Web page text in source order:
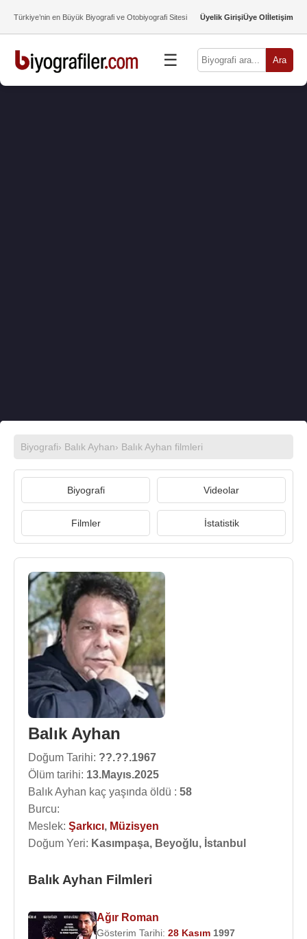
Türkiye’nin en Büyük Biyografi ve Otobiyografi Sitesi Üyelik GirişiÜye Olİletişim
☰ Ara
Biyografi› Balık Ayhan› Balık Ayhan filmleri
Biyografi Videolar
Filmler İstatistik
Balık Ayhan
Doğum Tarihi: ??.??.1967
Ölüm tarihi: 13.Mayıs.2025
Balık Ayhan kaç yaşında öldü : 58
Burcu:
Meslek: Şarkıcı, Müzisyen
Doğum Yeri: Kasımpaşa, Beyoğlu, İstanbul
Balık Ayhan Filmleri
Ağır Roman
Gösterim Tarihi: 28 Kasım 1997